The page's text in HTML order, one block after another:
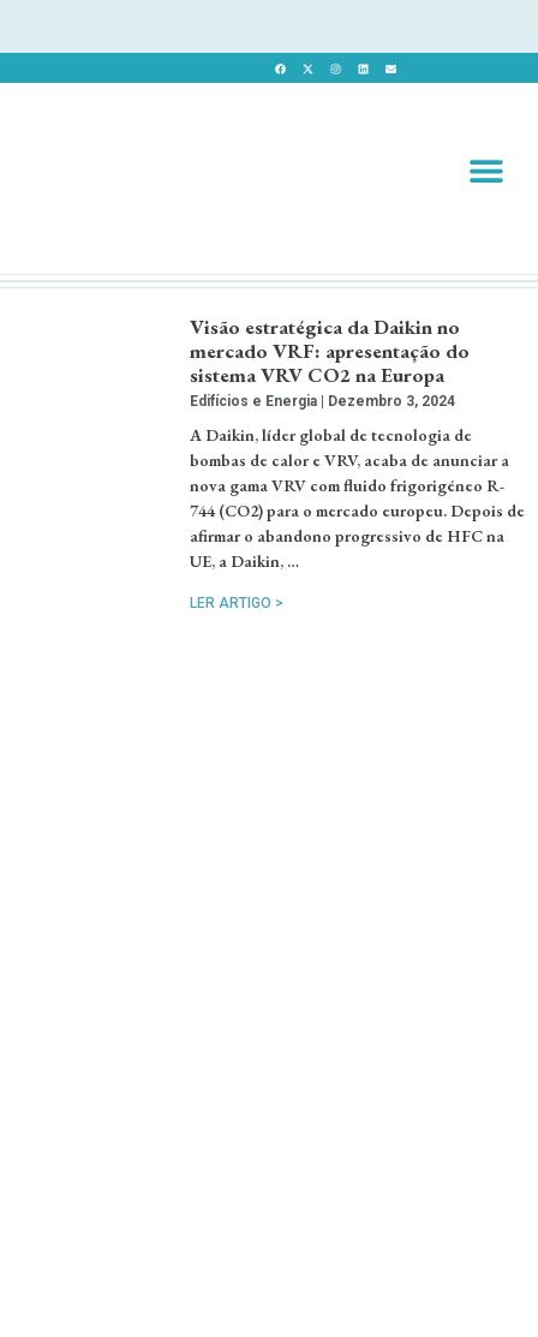
Visão estratégica da Daikin no
mercado VRF: apresentação do
sistema VRV CO2 na Europa
Edifícios e Energia Dezembro 3, 2024
A Daikin, líder global de tecnologia de
bombas de calor e VRV, acaba de anunciar a
nova gama VRV com fluido frigorigéneo R-
744 (CO2) para o mercado europeu. Depois de
afirmar o abandono progressivo de HFC na
UE, a Daikin, …
LER ARTIGO >